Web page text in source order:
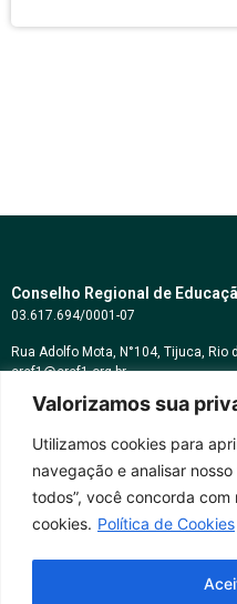
Valorizamos sua
Utilizamos cookies para
navegação e analisar
todos”, você concorda com
cookies. Política de Cookies
Conselho Regional de
03.617.694/0001-07
Rua Adolfo Mota, N°104, Tijuca,
cref1@cref1.org.br
Assessoria de comunicação:
Horários de atendimento:
Whatsapp: (21) 2569-2398